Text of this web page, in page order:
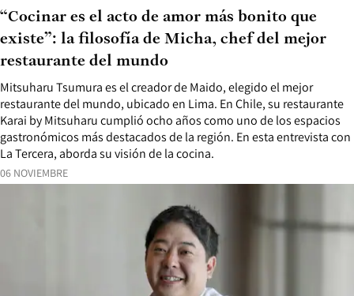
06 NOVIEMBRE
Mitsuharu Tsumura es el creador de Maido, elegido el mejor
restaurante del mundo, ubicado en Lima. En Chile, su restaurante
Karai by Mitsuharu cumplió ocho años como uno de los espacios
gastronómicos más destacados de la región. En esta entrevista con
La Tercera, aborda su visión de la cocina.
“Cocinar es el acto de amor más bonito que
existe”: la filosofía de Micha, chef del mejor
restaurante del mundo